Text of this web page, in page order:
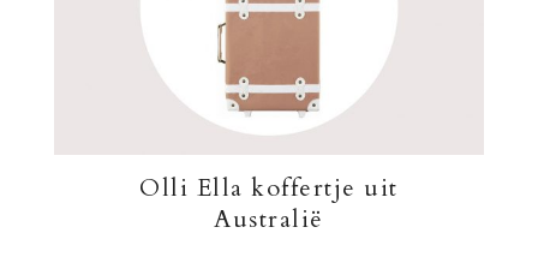
Olli Ella koffertje uit
Australië